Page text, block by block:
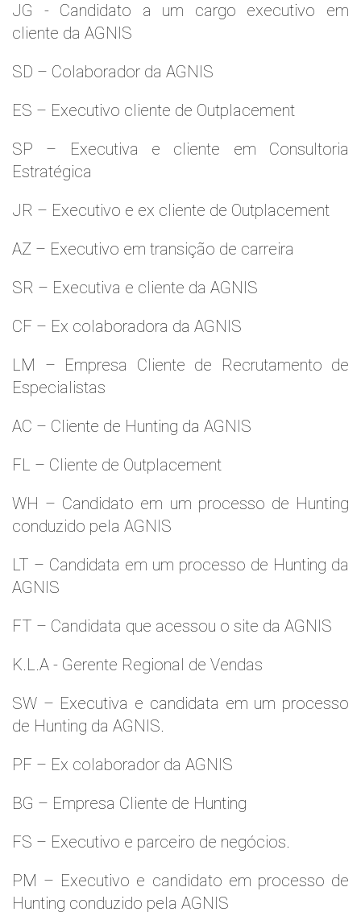
JG - Candidato a um cargo executivo em
cliente da AGNIS
SD – Colaborador da AGNIS
ES – Executivo cliente de Outplacement
SP – Executiva e cliente em Consultoria
Estratégica
JR – Executivo e ex cliente de Outplacement
AZ – Executivo em transição de carreira
SR – Executiva e cliente da AGNIS
CF – Ex colaboradora da AGNIS
LM – Empresa Cliente de Recrutamento de
Especialistas
AC – Cliente de Hunting da AGNIS
FL – Cliente de Outplacement
WH – Candidato em um processo de Hunting
conduzido pela AGNIS
LT – Candidata em um processo de Hunting da
AGNIS
FT – Candidata que acessou o site da AGNIS
K.L.A - Gerente Regional de Vendas
SW – Executiva e candidata em um processo
de Hunting da AGNIS.
PF – Ex colaborador da AGNIS
BG – Empresa Cliente de Hunting
FS – Executivo e parceiro de negócios.
PM – Executivo e candidato em processo de
Hunting conduzido pela AGNIS